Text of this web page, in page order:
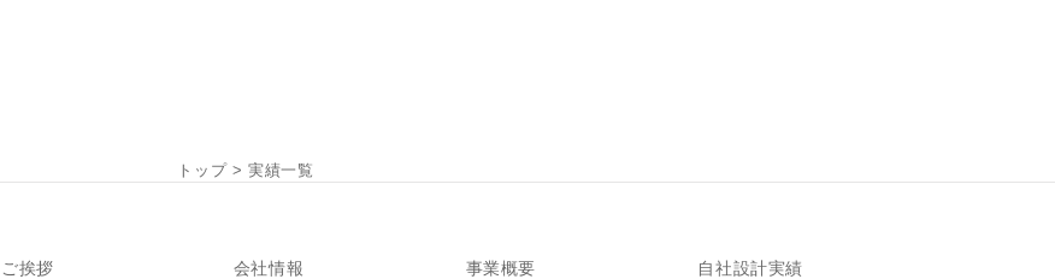
トップ > 実績一覧
ご挨拶 会社情報 事業概要
自社設計実績